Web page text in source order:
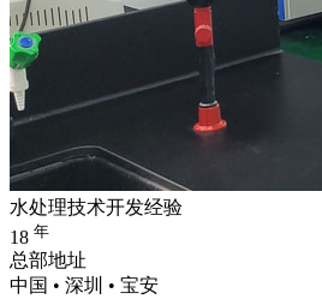
水处理技术开发经验
18 年
总部地址
中国 • 深圳 • 宝安